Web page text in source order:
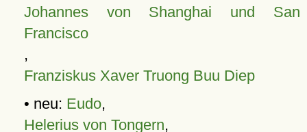
Johannes von Shanghai und San
Francisco
,
Franziskus Xaver Truong Buu Diep
• neu: Eudo,
Helerius von Tongern,